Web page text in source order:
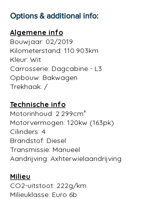
Options & additional info:
Algemene info
Bouwjaar: 02/2019
Kilometerstand: 110.903km
Kleur: Wit
Carrosserie: Dagcabine - L3
Opbouw: Bakwagen
Trekhaak: /
Technische info
Motorinhoud: 2.299cm³
Motorvermogen: 120kw (163pk)
Cilinders: 4
Brandstof: Diesel
Transmissie: Manueel
Aandrijving: Axhterwielaandrijving
Milieu
CO2-uitstoot: 222g/km
Milieuklasse: Euro 6b